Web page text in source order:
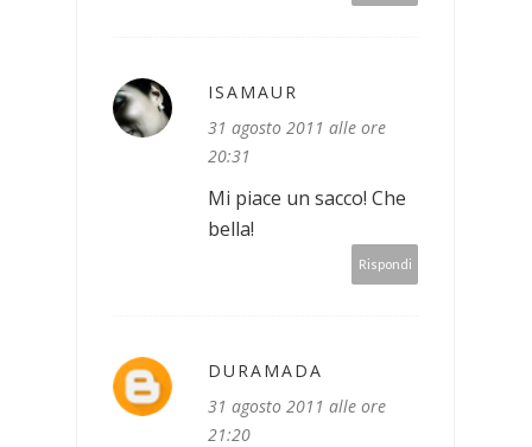
ISAMAUR
31 agosto 2011 alle ore
20:31
Mi piace un sacco! Che
bella!
Rispondi
DURAMADA
31 agosto 2011 alle ore
21:20